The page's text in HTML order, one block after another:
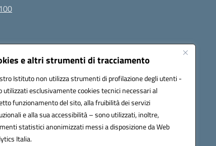
e altri strumenti di tracciamento
Istituto non utilizza strumenti di profilazione degli utenti -
utilizzati esclusivamente cookies tecnici necessari al
funzionamento del sito, alla fruibilità dei servizi
e alla sua accessibilità – sono utilizzati, inoltre,
statistici anonimizzati messi a disposizione da Web
Italia.